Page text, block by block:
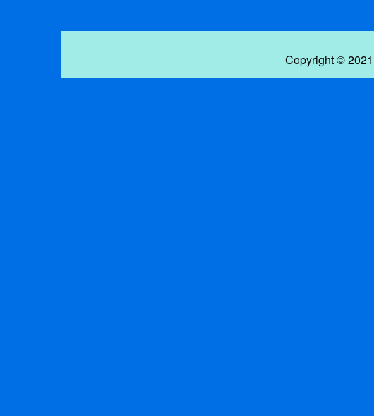
Copyright ©